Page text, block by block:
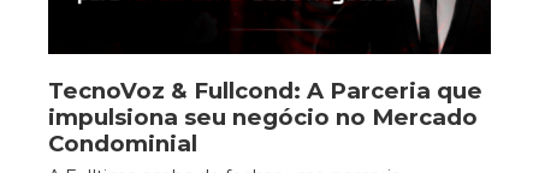
TecnoVoz & Fullcond: A Parceria que
impulsiona seu negócio no Mercado
Condominial